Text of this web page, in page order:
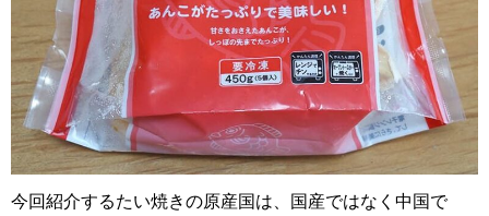
今回紹介するたい焼きの原産国は、国産ではなく中国で